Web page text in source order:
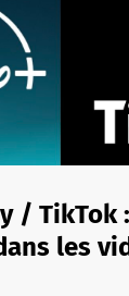
/ TikTok
les